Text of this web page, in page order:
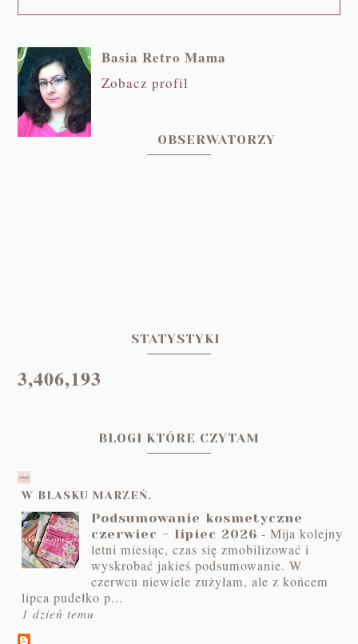
Basia Retro Mama
Zobacz profil
OBSERWATORZY
STATYSTYKI
3,406,193
BLOGI KTÓRE CZYTAM
W BLASKU MARZEŃ.
Podsumowanie kosmetyczne
czerwiec - lipiec 2026 -Mija kolejny
letni miesiąc, czas się zmobilizować i
wyskrobać jakieś podsumowanie. W
czerwcu niewiele zużyłam, ale z końcem
lipca pudełko p...
1 dzień temu